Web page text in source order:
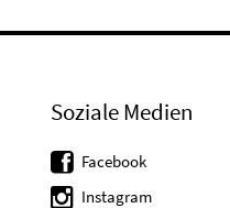
Soziale Medien
Facebook
Instagram